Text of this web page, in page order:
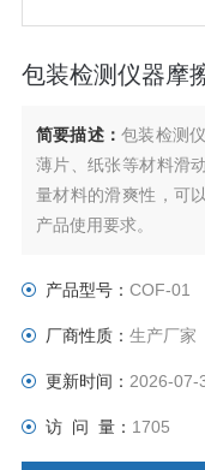
包装检测仪器摩
简要描述：包装检测
薄片、纸张等材料滑
量材料的滑爽性，可
产品使用要求。
信电缆光缆用金属材
数。
产品型号： COF-01
厂商性质： 生产厂家
更新时间： 2026-07-
访 问 量： 1705